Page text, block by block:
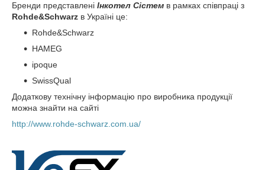
Бренди представлені Інкотел Сістем в рамках співпраці з
Rohde&Schwarz в Україні це:
Rohde&Schwarz
HAMEG
ipoque
SwissQual
Додаткову технічну інформацію про виробника продукції
можна знайти на сайті
http://www.rohde-schwarz.com.ua/